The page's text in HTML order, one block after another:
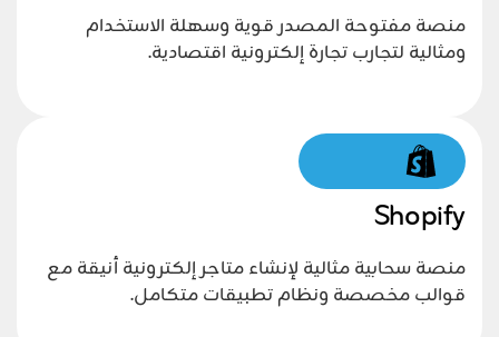
منصة مفتوحة المصدر قوية وسهلة الاستخدام
ومثالية لتجارب تجارة إلكترونية اقتصادية.
Shopify
منصة سحابية مثالية لإنشاء متاجر إلكترونية أنيقة مع
قوالب مخصصة ونظام تطبيقات متكامل.